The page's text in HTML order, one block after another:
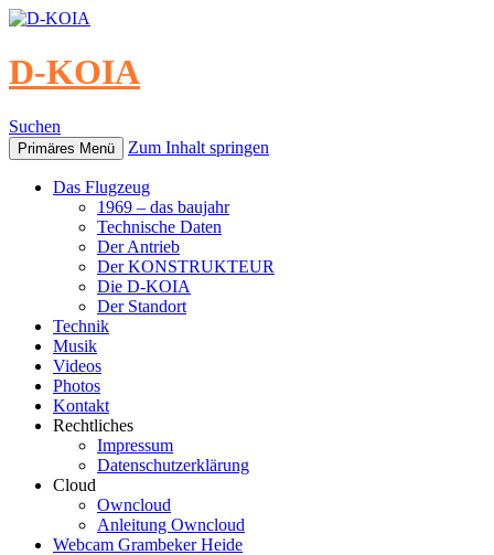
D-KOIA
Suchen
Primäres Menü Zum Inhalt springen
Das Flugzeug
1969 – das baujahr
Technische Daten
Der Antrieb
Der KONSTRUKTEUR
Die D-KOIA
Der Standort
Technik
Musik
Videos
Photos
Kontakt
Rechtliches
Impressum
Datenschutzerklärung
Cloud
Owncloud
Anleitung Owncloud
Webcam Grambeker Heide